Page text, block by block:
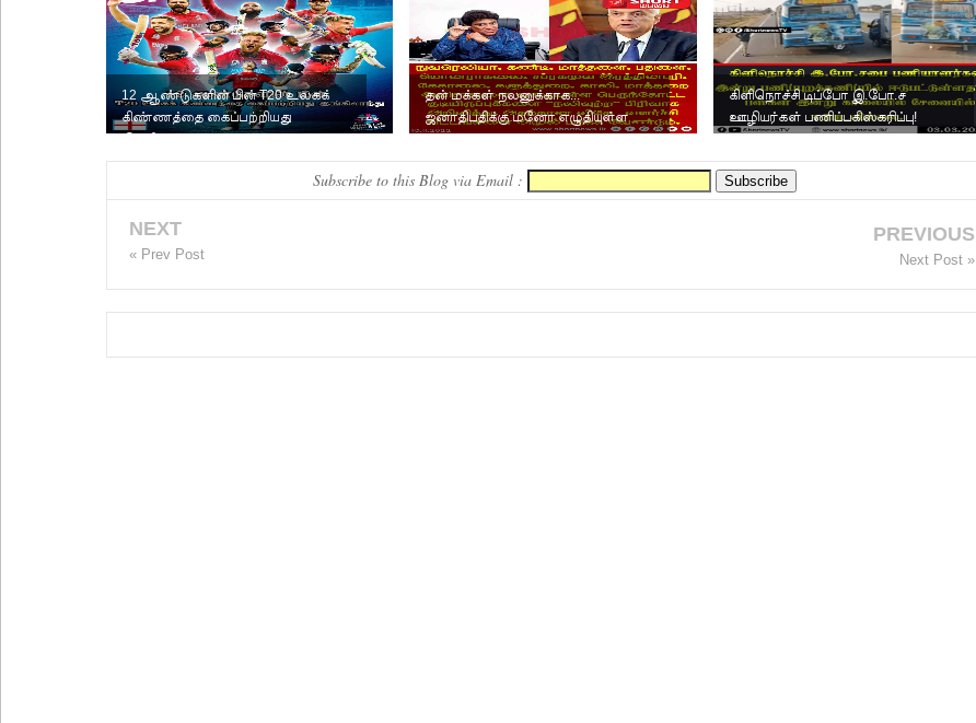
12 ஆண்டுகளின் பின் T20 உலகக்
கிண்ணத்தை கைப்பற்றியது
தன் மக்கள் நலனுக்காக...
ஜனாதிபதிக்கு மனோ எழுதியுள்ள
கிளிநொச்சி டிப்போ இ.போ.ச
ஊழியர்கள் பணிப்பகிஸ்கரிப்பு!
Subscribe to this Blog via Email :
NEXT
« Prev Post
PREVIOUS
Next Post »